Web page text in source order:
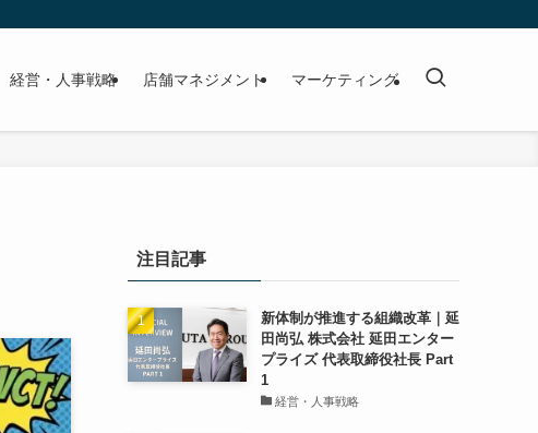
経営・人事戦略 店舗マネジメント マーケティング
注目記事
新体制が推進する組織改革｜延
田尚弘 株式会社 延田エンター
プライズ 代表取締役社長 Part
1
経営・人事戦略